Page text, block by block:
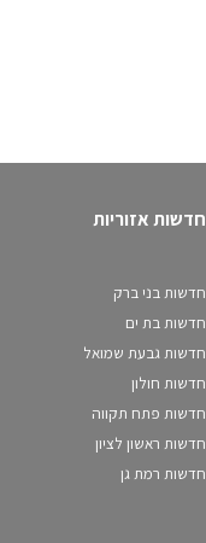
חדשות אזוריות
חדשות בני ברק
חדשות בת ים
חדשות גבעת שמואל
חדשות חולון
חדשות פתח תקווה
חדשות ראשון לציון
חדשות רמת גן